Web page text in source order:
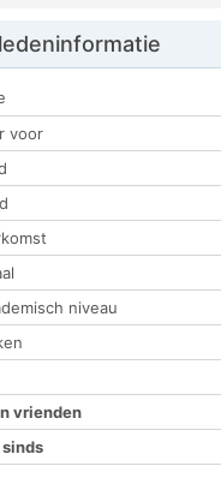
ledeninformatie
voor
niveau
vrienden
sinds